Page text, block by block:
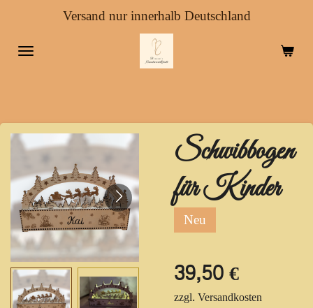
springen
Versand nur innerhalb Deutschland
Schwibbogen
für Kinder
Neu
39,50 €
zzgl. Versandkosten